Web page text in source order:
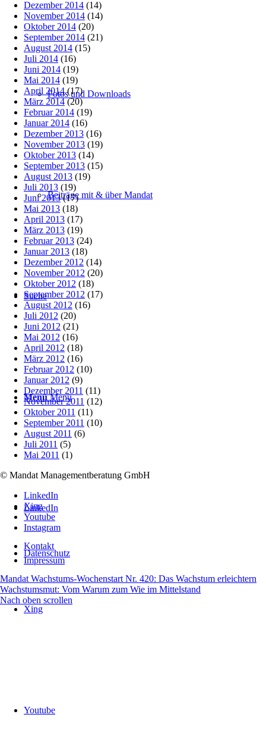
Fotos und Downloads
Beiträge mit & über Mandat
Suche
Menü Menü
LinkedIn
Xing
Youtube
Dezember 2014 (14)
November 2014 (14)
Oktober 2014 (20)
September 2014 (21)
August 2014 (15)
Juli 2014 (16)
Juni 2014 (19)
Mai 2014 (19)
April 2014(17)
März 2014(20)
Februar 2014 (19)
Januar 2014 (16)
Dezember 2013 (16)
November 2013 (19)
Oktober 2013 (14)
September 2013 (15)
August 2013 (19)
Juli 2013 (19)
Juni 2013(17)
Mai 2013 (18)
April 2013 (17)
März 2013 (19)
Februar 2013 (24)
Januar 2013 (18)
Dezember 2012 (14)
November 2012 (20)
Oktober 2012 (18)
September 2012 (17)
August 2012 (16)
Juli 2012 (20)
Juni 2012 (21)
Mai 2012 (16)
April 2012 (18)
März 2012 (16)
Februar 2012 (10)
Januar 2012 (9)
Dezember 2011 (11)
November 2011 (12)
Oktober 2011 (11)
September 2011 (10)
August 2011 (6)
Juli 2011 (5)
Mai 2011 (1)
© Mandat Managementberatung GmbH
LinkedIn
Xing
Youtube
Instagram
Kontakt
Datenschutz
Impressum
Mandat Wachstums-Wochenstart Nr. 420: Das Wachstum erleichtern
Wachstumsmut: Vom Warum zum Wie im Mittelstand
Nach oben scrollen